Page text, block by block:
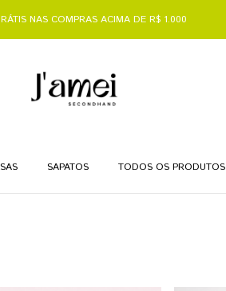
NAS COMPRAS ACIMA DE R$ 1.000
SAPATOS TODOS OS PRODUTOS